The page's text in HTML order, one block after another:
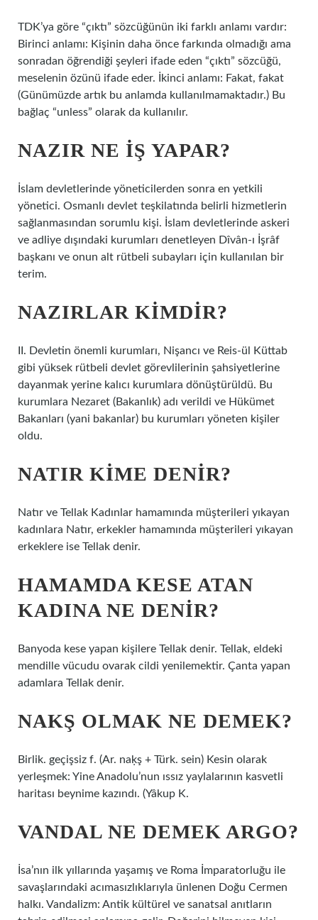
TDK’ya göre “çıktı” sözcüğünün iki farklı anlamı vardır:
Birinci anlamı: Kişinin daha önce farkında olmadığı ama
sonradan öğrendiği şeyleri ifade eden “çıktı” sözcüğü,
meselenin özünü ifade eder. İkinci anlamı: Fakat, fakat
(Günümüzde artık bu anlamda kullanılmamaktadır.) Bu
bağlaç “unless” olarak da kullanılır.
NAZIR NE IŞ YAPAR?
İslam devletlerinde yöneticilerden sonra en yetkili
yönetici. Osmanlı devlet teşkilatında belirli hizmetlerin
sağlanmasından sorumlu kişi. İslam devletlerinde askeri
ve adliye dışındaki kurumları denetleyen Dîvân-ı İşrâf
başkanı ve onun alt rütbeli subayları için kullanılan bir
terim.
NAZIRLAR KIMDIR?
II. Devletin önemli kurumları, Nişancı ve Reis-ül Küttab
gibi yüksek rütbeli devlet görevlilerinin şahsiyetlerine
dayanmak yerine kalıcı kurumlara dönüştürüldü. Bu
kurumlara Nezaret (Bakanlık) adı verildi ve Hükümet
Bakanları (yani bakanlar) bu kurumları yöneten kişiler
oldu.
NATIR KIME DENIR?
Natır ve Tellak Kadınlar hamamında müşterileri yıkayan
kadınlara Natır, erkekler hamamında müşterileri yıkayan
erkeklere ise Tellak denir.
HAMAMDA KESE ATAN
KADINA NE DENIR?
Banyoda kese yapan kişilere Tellak denir. Tellak, eldeki
mendille vücudu ovarak cildi yenilemektir. Çanta yapan
adamlara Tellak denir.
NAKŞ OLMAK NE DEMEK?
Birlik. geçişsiz f. (Ar. naḳş + Türk. sein) Kesin olarak
yerleşmek: Yine Anadolu’nun ıssız yaylalarının kasvetli
haritası beynime kazındı. (Yâkup K.
VANDAL NE DEMEK ARGO?
İsa’nın ilk yıllarında yaşamış ve Roma İmparatorluğu ile
savaşlarındaki acımasızlıklarıyla ünlenen Doğu Cermen
halkı. Vandalizm: Antik kültürel ve sanatsal anıtların